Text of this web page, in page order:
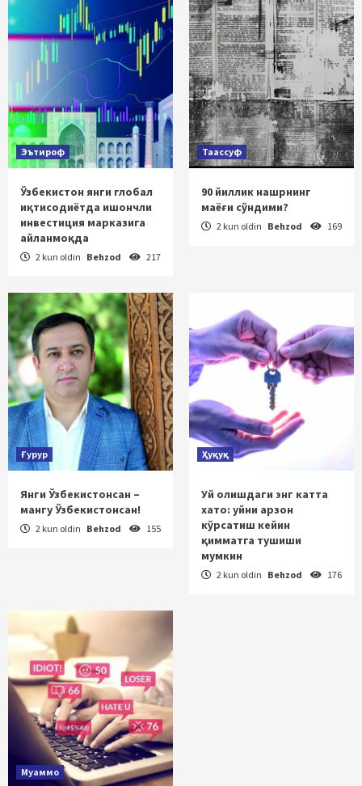
Эътироф
Ўзбекистон янги глобал
иқтисодиётда ишончли
инвестиция марказига
айланмоқда
2 kun oldin Behzod 217
Таассуф
90 йиллик нашрнинг
маёғи сўндими?
2 kun oldin Behzod 169
Ғурур
Янги Ўзбекистонсан –
мангу Ўзбекистонсан!
2 kun oldin Behzod 155
Ҳуқуқ
Уй олишдаги энг катта
хато: уйни арзон
кўрсатиш кейин
қимматга тушиши
мумкин
2 kun oldin Behzod 176
Муаммо